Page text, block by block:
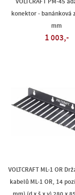
VOLTCRAFT PM-45
konektor - banánková
mm
1 003,-
VOLTCRAFT ML-1 OR
kabelů ML-1 OR, 14